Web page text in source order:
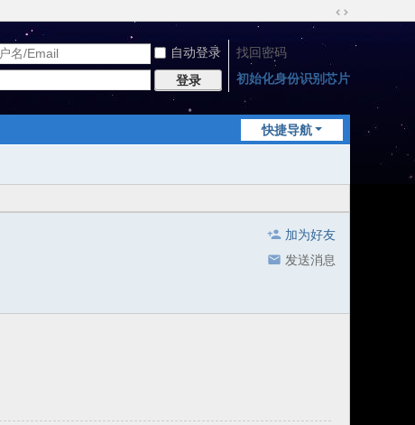
宽
自动登录
找回密码
登录 初始化身份识别芯片
快捷导航
加为好友
发送消息